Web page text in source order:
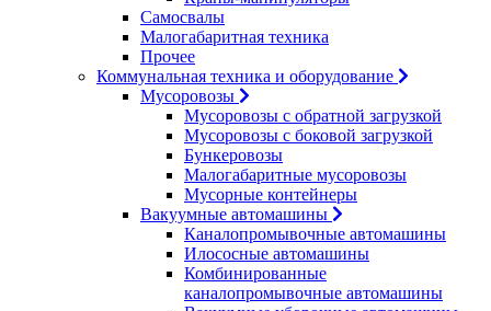
Самосвалы
Малогабаритная техника
Прочее
Коммунальная техника и оборудование
Мусоровозы
Мусоровозы с обратной загрузкой
Мусоровозы с боковой загрузкой
Бункеровозы
Малогабаритные мусоровозы
Мусорные контейнеры
Вакуумные автомашины
Каналопромывочные автомашины
Илососные автомашины
Комбинированные
каналопромывочные автомашины